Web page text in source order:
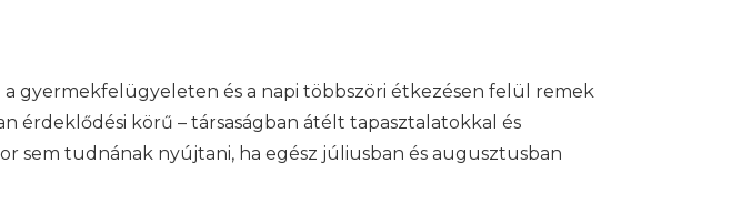
gyermekfelügyeleten és a napi többszöri étkezésen felül remek
érdeklődési körű – társaságban átélt tapasztalatokkal és
sem tudnának nyújtani, ha egész júliusban és augusztusban